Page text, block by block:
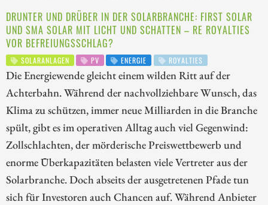
DRUNTER UND DRÜBER IN DER SOLARBRANCHE: FIRST SOLAR
UND SMA SOLAR MIT LICHT UND SCHATTEN – RE ROYALTIES
VOR BEFREIUNGSSCHLAG?
SOLARANLAGEN PV ENERGIE ROYALTIES
Die Energiewende gleicht einem wilden Ritt auf der
Achterbahn. Während der nachvollziehbare Wunsch, das
Klima zu schützen, immer neue Milliarden in die Branche
spült, gibt es im operativen Alltag auch viel Gegenwind:
Zollschlachten, der mörderische Preiswettbewerb und
enorme Überkapazitäten belasten viele Vertreter aus der
Solarbranche. Doch abseits der ausgetretenen Pfade tun
sich für Investoren auch Chancen auf. Während Anbieter